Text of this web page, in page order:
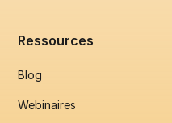
Ressources
Blog
Webinaires